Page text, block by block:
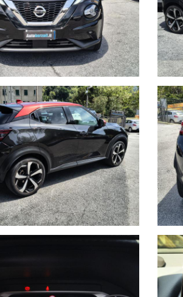
NON HAI TROVATO
il modulo e ti contatteremo appena
Ho
Queste informazioni non saranno